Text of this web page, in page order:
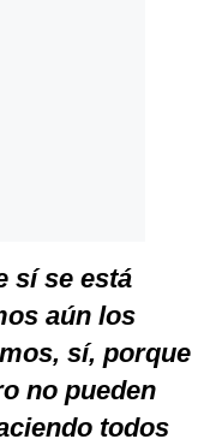
sí se está
aún los
sí, porque
no pueden
todos